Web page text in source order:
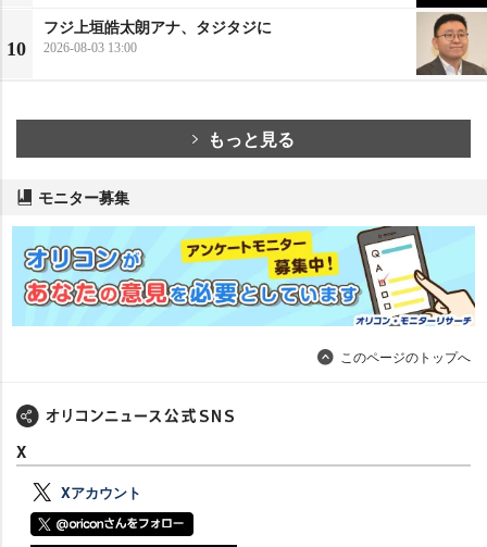
10
フジ上垣皓太朗アナ、タジタジに
2026-08-03 13:00
もっと見る
モニター募集
このページのトップへ
X
Xアカウント